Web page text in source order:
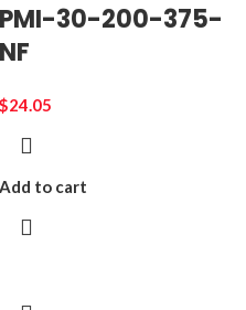
PMI-30-200-375-
NF
$24.05
Add to cart